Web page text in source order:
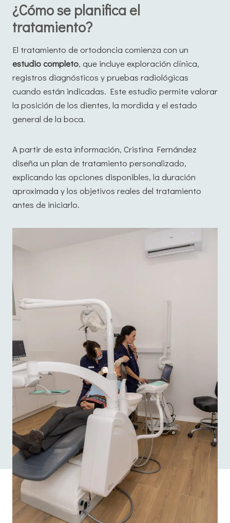
¿Cómo se planifica el
tratamiento?
El tratamiento de ortodoncia comienza con un
estudio completo, que incluye exploración clínica,
registros diagnósticos y pruebas radiológicas
cuando están indicadas. Este estudio permite valorar
la posición de los dientes, la mordida y el estado
general de la boca.
A partir de esta información, Cristina Fernández
diseña un plan de tratamiento personalizado,
explicando las opciones disponibles, la duración
aproximada y los objetivos reales del tratamiento
antes de iniciarlo.